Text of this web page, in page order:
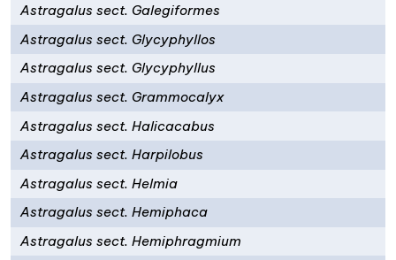
Astragalus sect. Galegiformes
Astragalus sect. Glycyphyllos
Astragalus sect. Glycyphyllus
Astragalus sect. Grammocalyx
Astragalus sect. Halicacabus
Astragalus sect. Harpilobus
Astragalus sect. Helmia
Astragalus sect. Hemiphaca
Astragalus sect. Hemiphragmium